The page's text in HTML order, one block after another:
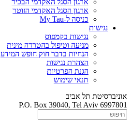
ארגון הסגל האקדמי הבכיר
ארגון הסגל האקדמי הזוטר
כניסה ל-My Tau
נגישות
נגישות בקמפוס
מניעה וטיפול בהטרדה מינית
הנחיות בדבר חוק חופש המידע
הצהרת נגישות
הגנת הפרטיות
תנאי שימוש
אוניברסיטת תל אביב
P.O. Box 39040, Tel Aviv 6997801